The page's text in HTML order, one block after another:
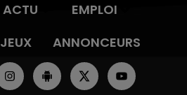
ACTU
EMPLOI
JEUX ANNONCEURS